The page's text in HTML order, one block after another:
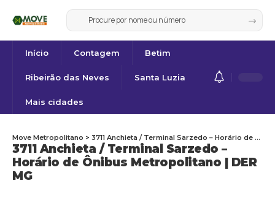
Início Contagem Betim
Ribeirão das Neves Santa Luzia
Mais cidades
3711 Anchieta / Terminal Sarzedo –
Horário de Ônibus Metropolitano | DER
MG
Move Metropolitano > 3711 Anchieta / Terminal Sarzedo – Horário de Ônibus Metropolitano | DER MG